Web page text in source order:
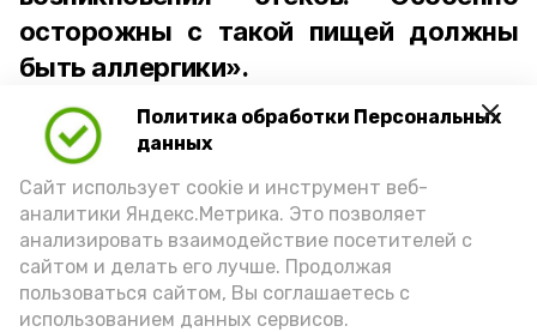
Политика обработки Персональных
данных
Сайт использует cookie и инструмент веб-
аналитики Яндекс.Метрика. Это позволяет
анализировать взаимодействие посетителей с
сайтом и делать его лучше. Продолжая
пользоваться сайтом, Вы соглашаетесь с
использованием данных сервисов.
осторожны с такой пищей должны
быть аллергики».
Для взрослого человека безопасной
порцией икры считается 30-50 граммов
(2-3 ложки). При этом следует обратить
внимание на хлеб, с которым она
подаётся: лучше выбирать
цельнозерновой, с мукой грубого
помола. Есть икру следует в первой